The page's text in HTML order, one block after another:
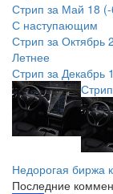
Стрип за Май 18
С наступающим
Стрип за Октябрь
Летнее
Стрип за Декабрь
Недорогая биржа
Последние